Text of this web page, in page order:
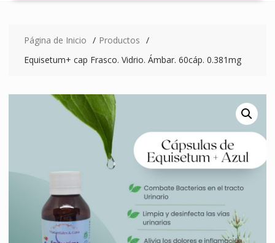
Página de Inicio
Productos
Equisetum+ cap Frasco. Vidrio. Ámbar. 60cáp. 0.381mg